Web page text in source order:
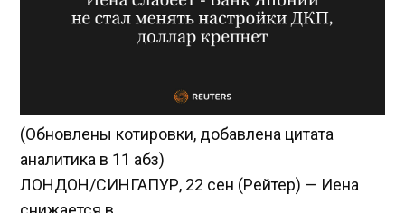
(Обновлены котировки, добавлена цитата
аналитика в 11 абз)
ЛОНДОН/СИНГАПУР, 22 сен (Рейтер) — Иена